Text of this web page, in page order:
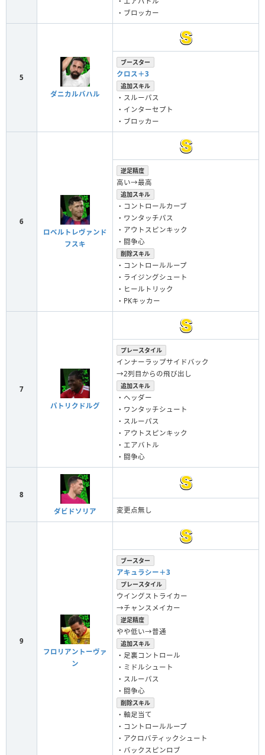
・ブロッカー
5
ダニカルバハル
ブースター
クロス＋3
追加スキル
・スルーパス
・インターセプト
・ブロッカー
6
ロベルトレヴァンド
フスキ
逆足精度
高い→最高
追加スキル
・コントロールカーブ
・ワンタッチパス
・アウトスピンキック
・闘争心
削除スキル
・コントロールループ
・ライジングシュート
・ヒールトリック
・PKキッカー
7
パトリクドルグ
プレースタイル
インナーラップサイドバック
→2列目からの飛び出し
追加スキル
・ヘッダー
・ワンタッチシュート
・スルーパス
・アウトスピンキック
・エアバトル
・闘争心
8
ダビドソリア
変更点無し
9
フロリアントーヴァ
ン
ブースター
アキュラシー＋3
プレースタイル
ウイングストライカー
→チャンスメイカー
逆足精度
やや低い→普通
追加スキル
・足裏コントロール
・ミドルシュート
・スルーパス
・闘争心
削除スキル
・軸足当て
・コントロールループ
・アクロバティックシュート
・バックスピンロブ